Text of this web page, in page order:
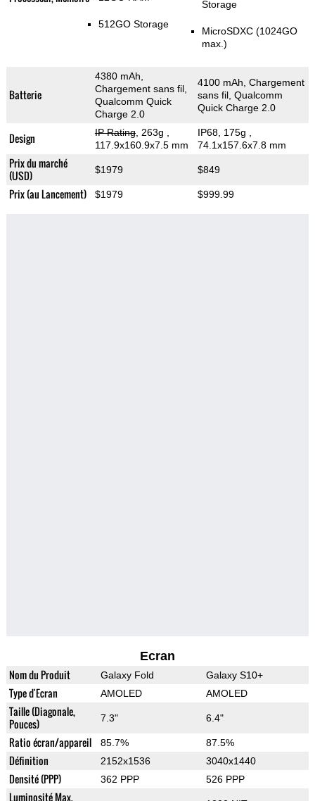
512GO Storage
Storage
MicroSDXC (1024GO
max.)
Batterie
4380 mAh,
Chargement sans fil,
Qualcomm Quick
Charge 2.0
4100 mAh, Chargement
sans fil, Qualcomm
Quick Charge 2.0
Design IP Rating, 263g
117.9x160.9x7.5 mm
IP68, 175g
74.1x157.6x7.8 mm
Prix du marché
(USD)
$1979 $849
Prix (au Lancement) $1979 $999.99
Ecran
Nom du Produit Galaxy Fold Galaxy S10+
Type d'Ecran AMOLED AMOLED
Taille (Diagonale,
Pouces)
7.3" 6.4"
Ratio écran/appareil 85.7% 87.5%
Définition 2152x1536 3040x1440
Densité (PPP) 362 PPP 526 PPP
Luminosité Max.